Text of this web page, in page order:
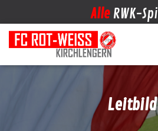
Alle RWK-
Leitbild